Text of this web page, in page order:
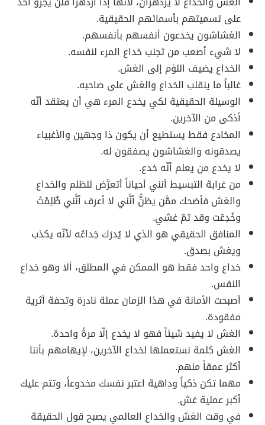
على تسميتهم بأسمائهم الحقيقية.
الغشاشون يخدعون أنفسهم بأنفسهم.
لا شيء أصعب من تجنب خداع المرء لنفسه.
الخداع يضيف اللؤم إلى الغش.
غالباً ما ينقلب الخداع والغش على صاحبه.
الوسيلة الحقيقية لكي يخدع المرء هي أن يعتقد أنّه
أذكى من الآخرين.
المخادع فقط يستطيع أن يكون ذا وجهين والأغبياء
يصدقونه والغشاشون يصفقون له.
لا يخدع من يعلم أنّه خدع.
من غرابة التبسيط أنني أحياناً أتعرَّض للظلم والخداع
والغش فأضحك ممَّن يظنُّ أنَّني لا أعرف أنَّني ظُلِمْتُ
وخُدِعْت وقد تمّ غشي.
المنافق الحقيقي هو الذي لا يُدرَك خِداعُه لأنّه يكذب
ويغش بصدق.
خداع واحد فقط هو الممكن في المطلق، ألا وهو خداع
النفس.
أصبحت الأمانة في هذا الزمان عملة نادرة وتحفة أثرية
مفقودة.
الغش لا يفيد شيئاً فهو لا يخدع إلّا مرةً واحدة.
الغش كلمة نستعملها لخداع الآخرين، لإيهامهم بأننا
أكثر عمقاً منهم.
مهما تكن ذكياً وداهية اعتبر نفسك مخدوعاً، وتتم عليك
أكبر عملية غش.
في وقت الغش والخداع العالمي يصبح قول الحقيقة